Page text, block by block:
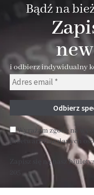
Bądź na
i odbierz indywidualny
Wyrażam zgodę na
przetwarzanie danych
Zapisz się na nasz